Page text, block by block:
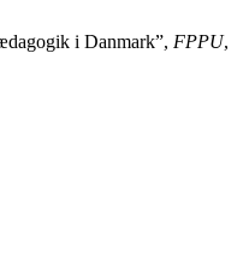
i Danmark”, FPPU,